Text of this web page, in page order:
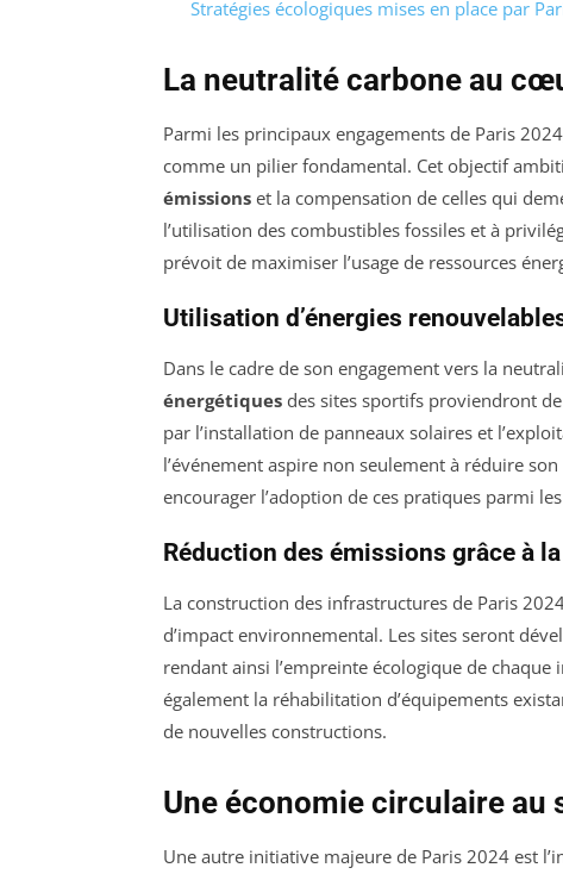
Stratégies écologiques mises en place par
La neutralité carbone au
Parmi les principaux engagements de Paris
comme un pilier fondamental. Cet objectif
émissions et la compensation de celles qui
l’utilisation des combustibles fossiles et à
prévoit de maximiser l’usage de ressources
Utilisation d’énergies
Dans le cadre de son engagement vers la
énergétiques des sites sportifs proviendront
par l’installation de panneaux solaires et
l’événement aspire non seulement à réduire
encourager l’adoption de ces pratiques parmi
Réduction des émissions grâce à
La construction des infrastructures de Paris
d’impact environnemental. Les sites seront
rendant ainsi l’empreinte écologique de
également la réhabilitation d’équipements
de nouvelles constructions.
Une économie circulaire au
Une autre initiative majeure de Paris 2024 est